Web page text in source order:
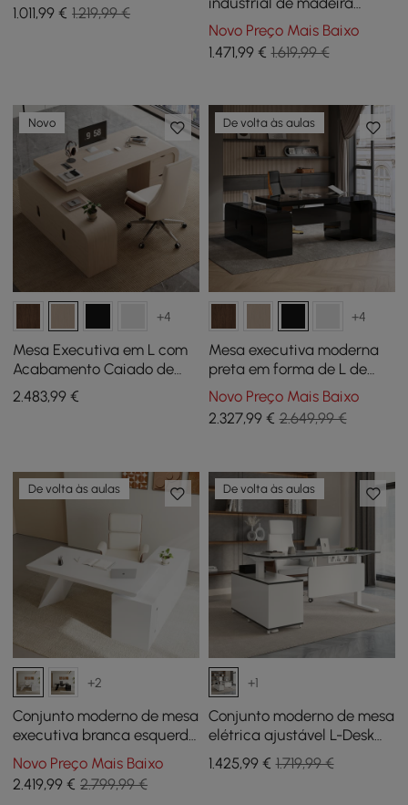
com encosto alto
1.011,99 € 1.219,99 €
natural e cadeira de
escritório de couro (63")
Novo Preço Mais Baixo
1.471,99€ 1.619,99 €
Novo
+4
Mesa Executiva em L com
Acabamento Caiado de
70,9" Lado Esquerdo e
Cadeira de Escritório de
2.483,99 €
De volta às aulas
+4
Mesa executiva moderna
preta em forma de L de
70,9" à direita e cadeira de
escritório reclinável de
couro
Novo Preço Mais Baixo
2.327,99€ 2.649,99 €
De volta às aulas
+2
Conjunto moderno de mesa
executiva branca esquerda
e cadeira de escritório em
forma de L (70,9")
Novo Preço Mais Baixo
2.419,99 € 2.799,99 €
De volta às aulas
+1
Conjunto moderno de mesa
elétrica ajustável L-Desk
branca para mão direita e
cadeira de escritório
1.425,99€ 1.719,99 €